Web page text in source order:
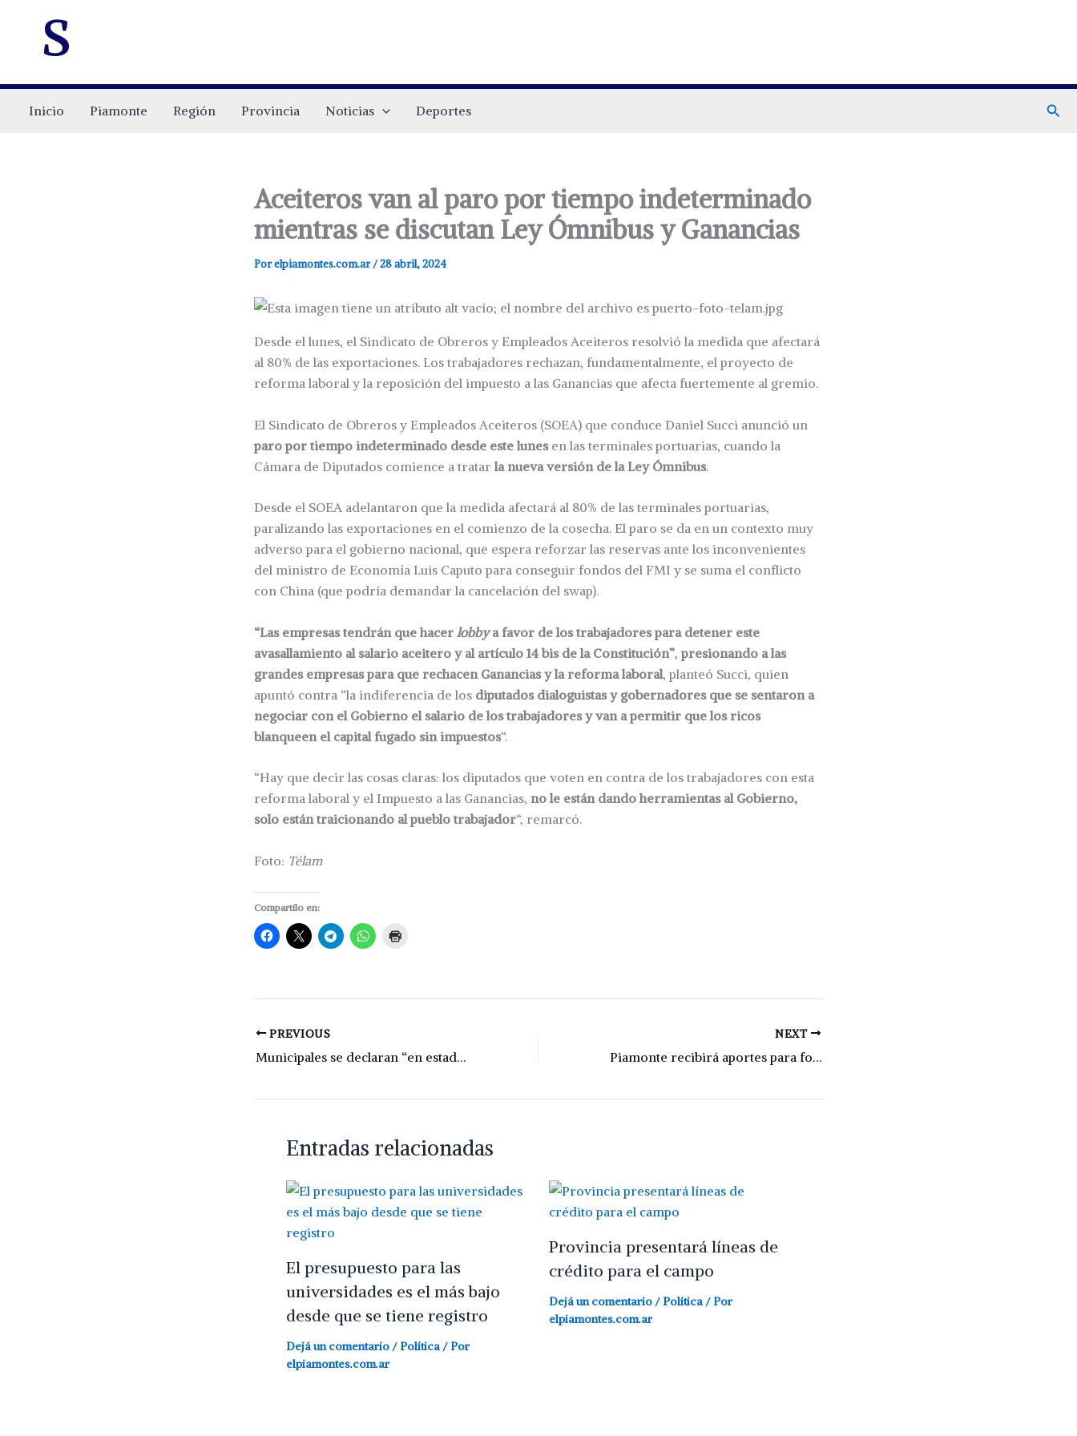
s
Inicio Piamonte Región Provincia Noticias Deportes
Aceiteros van al paro por tiempo indeterminado
mientras se discutan Ley Ómnibus y Ganancias
Porelpiamontes.com.ar/28 abril, 2024
Desde el lunes, el Sindicato de Obreros y Empleados Aceiteros resolvió la medida que afectará
al 80% de las exportaciones. Los trabajadores rechazan, fundamentalmente, el proyecto de
reforma laboral y la reposición del impuesto a las Ganancias que afecta fuertemente al gremio.
El Sindicato de Obreros y Empleados Aceiteros (SOEA) que conduce Daniel Succi anunció un
paro por tiempo indeterminado desde este lunesen las terminales portuarias, cuando la
Cámara de Diputados comience a tratarla nueva versión de la Ley Ómnibus.
Desde el SOEA adelantaron que la medida afectará al 80% de las terminales portuarias,
paralizando las exportaciones en el comienzo de la cosecha. El paro se da en un contexto muy
adverso para el gobierno nacional, que espera reforzar las reservas ante los inconvenientes
del ministro de Economía Luis Caputo para conseguir fondos del FMI y se suma el conflicto
con China (que podría demandar la cancelación del swap).
“Las empresas tendrán que hacer lobbya favor de los trabajadores para detener este
avasallamiento al salario aceitero y al artículo 14 bis de la Constitución”,presionando a las
grandes empresas para que rechacen Ganancias y la reforma laboral, planteó Succi, quien
apuntó contra “la indiferencia de los diputados dialoguistas y gobernadores que se sentaron a
negociar con el Gobierno el salario de los trabajadores y van a permitir que los ricos
blanqueen el capital fugado sin impuestos“.
“Hay que decir las cosas claras: los diputados que voten en contra de los trabajadores con esta
reforma laboral y el Impuesto a las Ganancias, no le están dando herramientas al Gobierno,
solo están traicionando al pueblo trabajador“, remarcó.
Foto: Télam
Compartilo en:
PREVIOUS
Municipales se declaran “en estado de alerta contra el ajuste”
NEXT
Piamonte recibirá aportes para fortalecer las políticas de Desarrollo Social
Entradas relacionadas
El presupuesto para las
universidades es el más bajo
desde que se tiene registro
Dejá un comentario /Política / Por
elpiamontes.com.ar
Provincia presentará líneas de
crédito para el campo
Dejá un comentario /Política/ Por
elpiamontes.com.ar